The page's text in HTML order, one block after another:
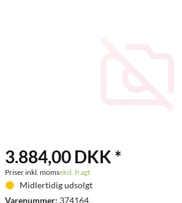
3.884,00 DKK *
Priser inkl. momseksl. fragt
Midlertidig udsolgt
Varenummer: 374164